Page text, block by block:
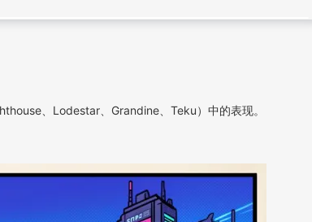
、Lodestar、Grandine、Teku）中的表现。